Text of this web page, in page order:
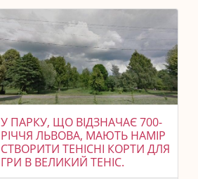
У ПАРКУ, ЩО ВІДЗНАЧАЄ 700-
РІЧЧЯ ЛЬВОВА, МАЮТЬ НАМІР
СТВОРИТИ ТЕНІСНІ КОРТИ ДЛЯ
ГРИ В ВЕЛИКИЙ ТЕНІС.